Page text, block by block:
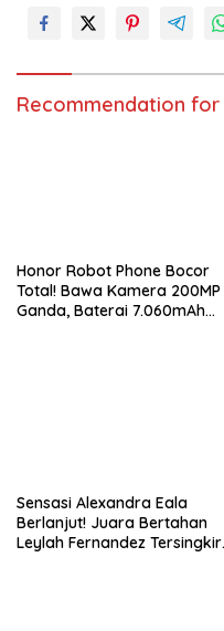
Recommendation for
Honor Robot Phone Bocor
Total! Bawa Kamera 200MP
Ganda, Baterai 7.060mAh
Sensasi Alexandra Eala
Berlanjut! Juara Bertahan
Leylah Fernandez Tersingkir